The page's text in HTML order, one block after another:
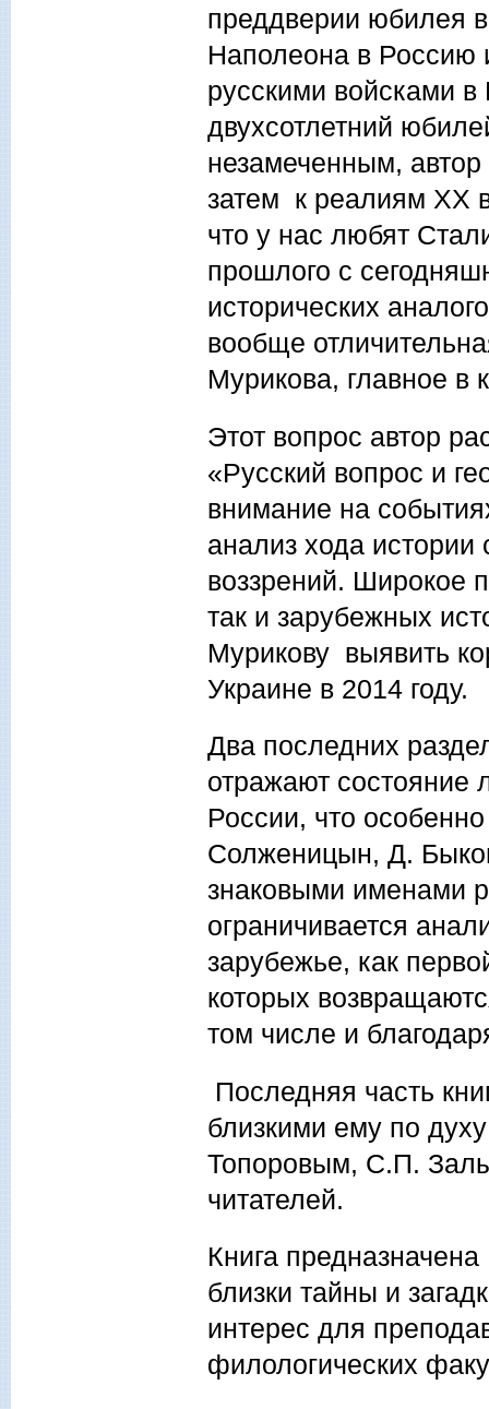
преддверии юбилея
Наполеона в Россию
русскими войсками
двухсотлетний
незамеченным, автор
затем к реалиям ХХ
что у нас любят
прошлого с
исторических
вообще
Мурикова, главное в
Этот вопрос автор
«Русский вопрос и
внимание на
анализ хода истории
воззрений. Широкое
так и зарубежных
Мурикову выявить
Украине в 2014 году.
Два последних
отражают состояние
России, что
Солженицын, Д.
знаковыми именами
ограничивается
зарубежье, как
которых
том числе и
Последняя часть
близкими ему по
Топоровым, С.П.
читателей.
Книга
близки тайны и
интерес для
филологических